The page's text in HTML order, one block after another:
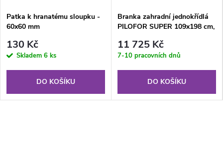
Patka k hranatému sloupku -
60x60 mm
130 Kč
Skladem 6 ks
DO KOŠÍKU
Branka zahradní jednokřídlá
PILOFOR SUPER 109x198 cm,
11 725 Kč
7-10 pracovních dnů
DO KOŠÍKU